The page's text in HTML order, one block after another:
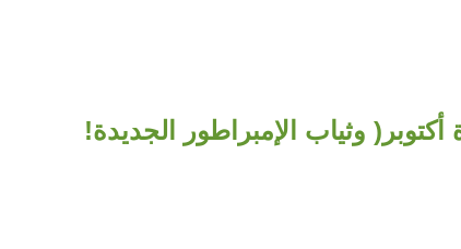
أكتوبر( وثياب الإمبراطور الجديدة!